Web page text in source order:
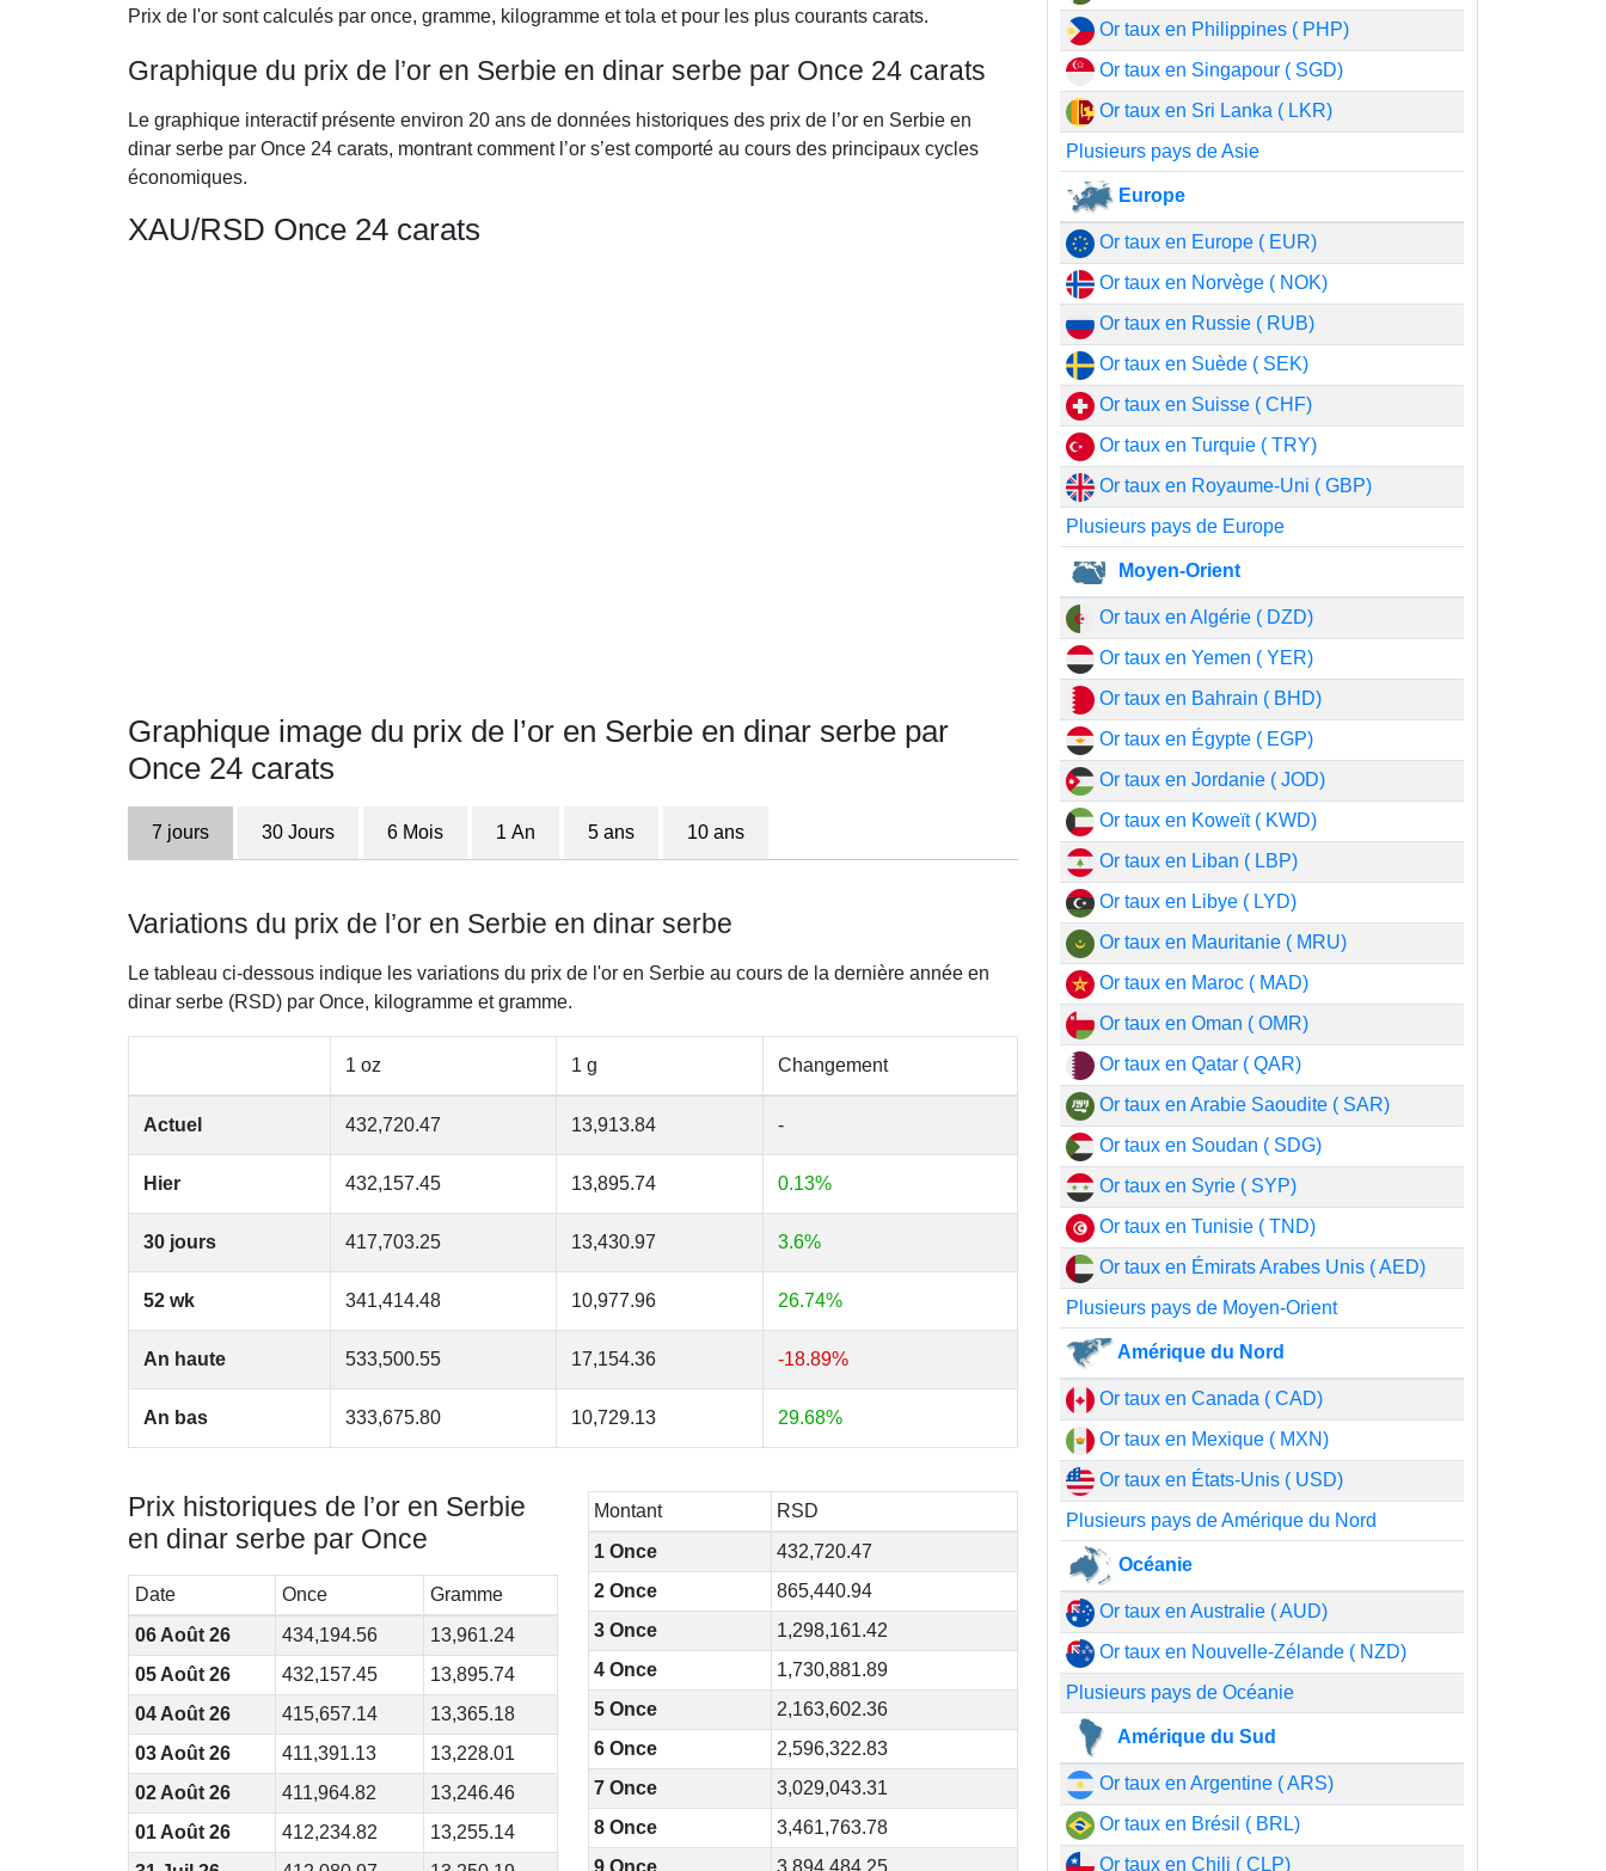
Prix de l'or sont calculés par once, gramme, kilogramme et tola et pour les plus courants carats.
Graphique du prix de l’or en Serbie en dinar serbe par Once 24 carats
Le graphique interactif présente environ 20 ans de données historiques des prix de l’or en Serbie en
dinar serbe par Once 24 carats, montrant comment l’or s’est comporté au cours des principaux cycles
économiques.
XAU/RSD Once 24 carats
Graphique image du prix de l’or en Serbie en dinar serbe par
Once 24 carats
7 jours 30 Jours 6 Mois 1 An 5 ans 10 ans
Variations du prix de l’or en Serbie en dinar serbe
Le tableau ci-dessous indique les variations du prix de l'or en Serbie au cours de la dernière année en
dinar serbe (RSD) par Once, kilogramme et gramme.
1 oz 1 g Changement
Actuel 432,720.47 13,913.84 -
Hier 432,157.45 13,895.74 0.13%
30 jours 417,703.25 13,430.97 3.6%
52 wk 341,414.48 10,977.96 26.74%
An haute 533,500.55 17,154.36 -18.89%
An bas 333,675.80 10,729.13 29.68%
Prix historiques de l’or en Serbie
en dinar serbe par Once
Date Once
Gramme
06 Août 26
434,194.56
13,961.24
05 Août 26
432,157.45
13,895.74
04 Août 26
415,657.14
13,365.18
03 Août 26
411,391.13
13,228.01
02 Août 26
411,964.82
13,246.46
01 Août 26
412,234.82
13,255.14
Montant
RSD
1 Once
432,720.47
2 Once
865,440.94
3 Once
1,298,161.42
4 Once
1,730,881.89
5 Once
2,163,602.36
6 Once
2,596,322.83
7 Once
3,029,043.31
8 Once
3,461,763.78
9 Once
3,894,484.25
Or taux en Philippines ( PHP)
Or taux en Singapour ( SGD)
Or taux en Sri Lanka ( LKR)
Plusieurs pays de Asie
Europe
Or taux en Europe ( EUR)
Or taux en Norvège ( NOK)
Or taux en Russie ( RUB)
Or taux en Suède ( SEK)
Or taux en Suisse ( CHF)
Or taux en Turquie ( TRY)
Or taux en Royaume-Uni ( GBP)
Plusieurs pays de Europe
Moyen-Orient
Or taux en Algérie ( DZD)
Or taux en Yemen ( YER)
Or taux en Bahrain ( BHD)
Or taux en Égypte ( EGP)
Or taux en Jordanie ( JOD)
Or taux en Koweït ( KWD)
Or taux en Liban ( LBP)
Or taux en Libye ( LYD)
Or taux en Mauritanie ( MRU)
Or taux en Maroc ( MAD)
Or taux en Oman ( OMR)
Or taux en Qatar ( QAR)
Or taux en Arabie Saoudite ( SAR)
Or taux en Soudan ( SDG)
Or taux en Syrie ( SYP)
Or taux en Tunisie ( TND)
Or taux en Émirats Arabes Unis ( AED)
Plusieurs pays de Moyen-Orient
Amérique du Nord
Or taux en Canada ( CAD)
Or taux en Mexique ( MXN)
Or taux en États-Unis ( USD)
Plusieurs pays de Amérique du Nord
Océanie
Or taux en Australie ( AUD)
Or taux en Nouvelle-Zélande ( NZD)
Plusieurs pays de Océanie
Amérique du Sud
Or taux en Argentine ( ARS)
Or taux en Brésil ( BRL)
Or taux en Chili ( CLP)